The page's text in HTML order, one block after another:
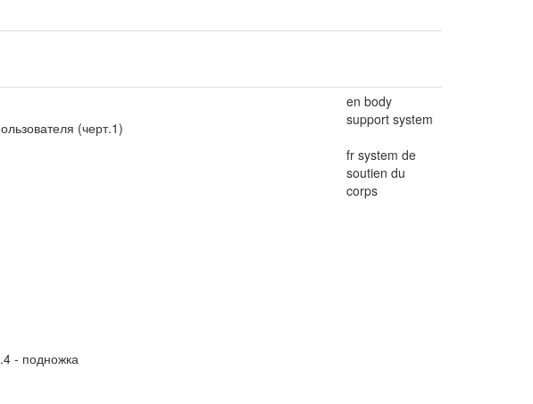
(черт.1)
- подножка
en body
support system
fr system de
soutien du
corps